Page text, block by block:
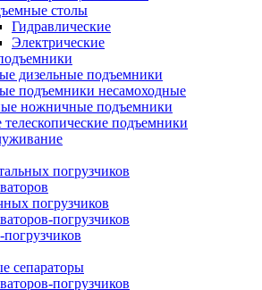
столы
Гидравлические
Электрические
дизельные подъемники
подъемники несамоходные
ножничные подъемники
подъемники
погрузчиков
погрузчиков
погрузчиков
сепараторы
погрузчиков